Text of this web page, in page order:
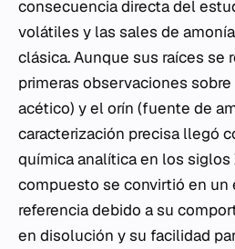
consecuencia directa del
volátiles y las sales de
clásica. Aunque sus raíces se
primeras observaciones
acético) y el orín (fuente de
caracterización precisa llegó
química analítica en los siglos
compuesto se convirtió en un
referencia debido a su
en disolución y su facilidad